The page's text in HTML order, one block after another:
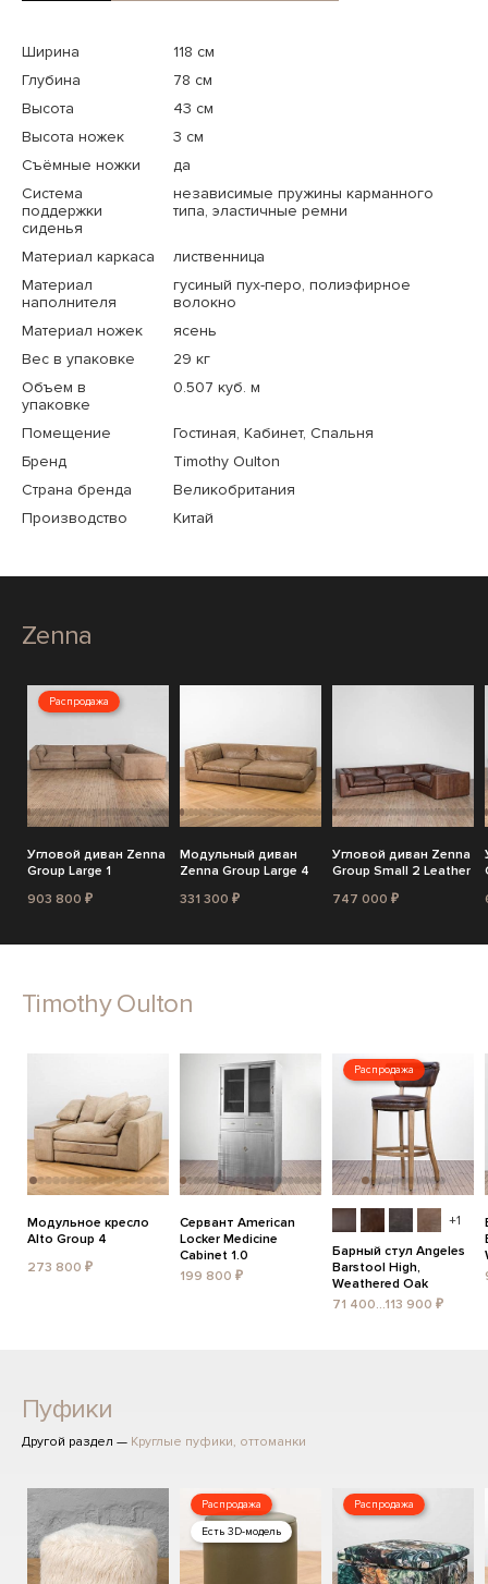
Ширина
118 см
Глубина
78 см
Высота
43 см
Высота ножек
3 см
Съёмные ножки
да
Система
поддержки
сиденья
независимые пружины карманного
типа, эластичные ремни
Материал каркаса
лиственница
Материал
наполнителя
гусиный пух-перо, полиэфирное
волокно
Материал ножек
ясень
Вес в упаковке
29 кг
Объем в
упаковке
0.507 куб. м
Помещение
Гостиная, Кабинет, Спальня
Бренд
Timothy Oulton
Страна бренда
Великобритания
Производство
Китай
Zenna
Распродажа
Угловой диван Zenna
Group Large 1
903 800 ₽
Модульный диван
Zenna Group Large 4
331 300 ₽
Угловой диван Zenna
Group Small 2 Leather
747 000 ₽
Timothy Oulton
Модульное кресло
Alto Group 4
273 800 ₽
Сервант American
Locker Medicine
Cabinet 1.0
199 800 ₽
Распродажа
+1
Барный стул Angeles
Barstool High,
Weathered Oak
71 400...113 900 ₽
Пуфики
Другой раздел — Круглые пуфики, оттоманки
Распродажа
Есть 3D-модель
Распродажа